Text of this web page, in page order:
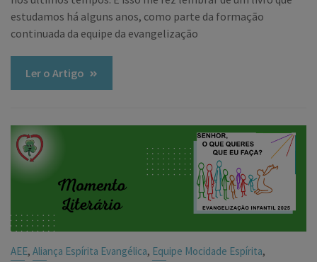
estudamos há alguns anos, como parte da formação
continuada da equipe da evangelização
Ler o Artigo
AEE,Aliança Espírita Evangélica, Equipe Mocidade Espírita,